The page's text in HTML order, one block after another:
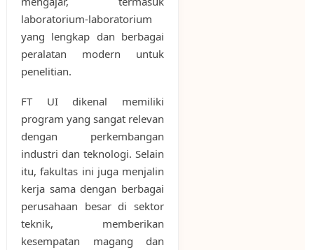
laboratorium-laboratorium
yang lengkap dan berbagai
peralatan modern untuk
penelitian.
FT UI dikenal memiliki
program yang sangat relevan
dengan perkembangan
industri dan teknologi. Selain
itu, fakultas ini juga menjalin
kerja sama dengan berbagai
perusahaan besar di sektor
teknik, memberikan
kesempatan magang dan